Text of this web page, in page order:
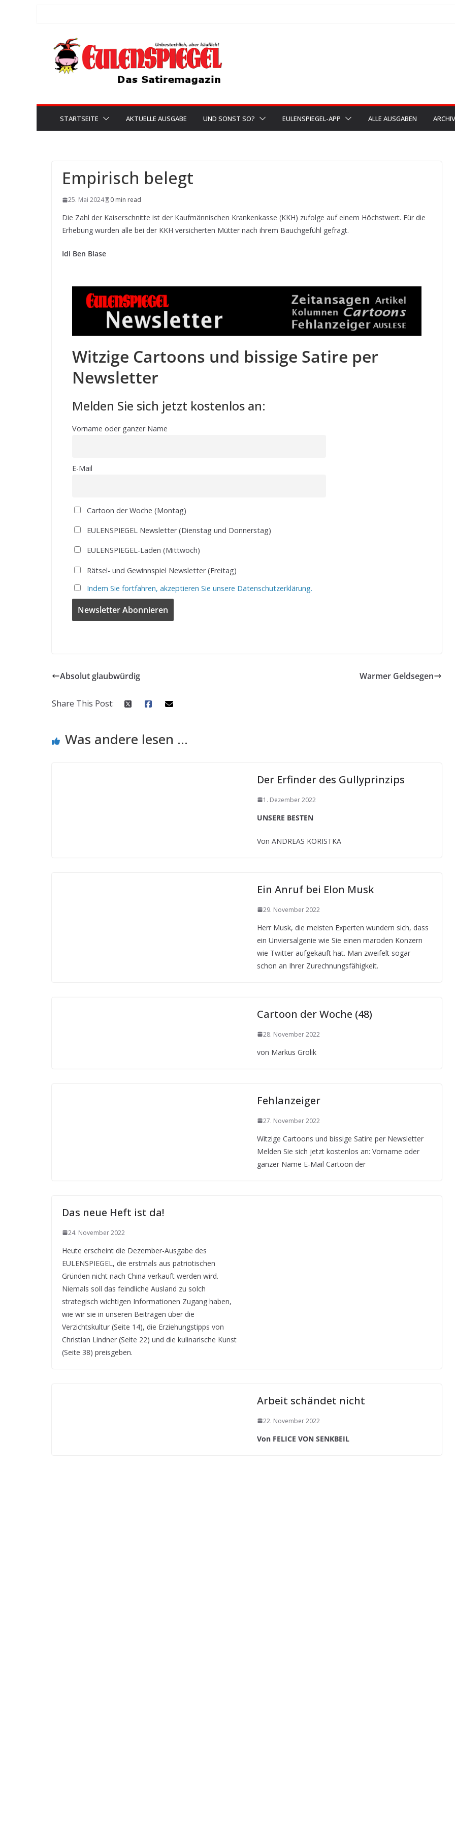
springen
STARTSEITE AKTUELLE AUSGABE UND SONST SO? EULENSPIEGEL-APP ALLE AUSGABEN ARCHIV
Empirisch belegt
25. Mai 2024 0 min read
Die Zahl der Kaiserschnitte ist der Kaufmännischen Krankenkasse (KKH) zufolge auf einem Höchstwert. Für die
Erhebung wurden alle bei der KKH versicherten Mütter nach ihrem Bauchgefühl gefragt.
Idi Ben Blase
Witzige Cartoons und bissige Satire per
Newsletter
Melden Sie sich jetzt kostenlos an:
Vorname oder ganzer Name
E-Mail
Cartoon der Woche (Montag)
EULENSPIEGEL Newsletter (Dienstag und Donnerstag)
EULENSPIEGEL-Laden (Mittwoch)
Rätsel- und Gewinnspiel Newsletter (Freitag)
Indem Sie fortfahren, akzeptieren Sie unsere Datenschutzerklärung.
Absolut glaubwürdig Warmer Geldsegen
Share This Post:
Was andere lesen ...
Der Erfinder des Gullyprinzips
1. Dezember 2022
UNSERE BESTEN
Von ANDREAS KORISTKA
Ein Anruf bei Elon Musk
29. November 2022
Herr Musk, die meisten Experten wundern sich, dass
ein Unviersalgenie wie Sie einen maroden Konzern
wie Twitter aufgekauft hat. Man zweifelt sogar
schon an Ihrer Zurechnungsfähigkeit.
Cartoon der Woche (48)
28. November 2022
von Markus Grolik
Fehlanzeiger
27. November 2022
Witzige Cartoons und bissige Satire per Newsletter
Melden Sie sich jetzt kostenlos an: Vorname oder
ganzer Name E-Mail Cartoon der
Das neue Heft ist da!
24. November 2022
Heute erscheint die Dezember-Ausgabe des
EULENSPIEGEL, die erstmals aus patriotischen
Gründen nicht nach China verkauft werden wird.
Niemals soll das feindliche Ausland zu solch
strategisch wichtigen Informationen Zugang haben,
wie wir sie in unseren Beiträgen über die
Verzichtskultur (Seite 14), die Erziehungstipps von
Christian Lindner (Seite 22) und die kulinarische Kunst
(Seite 38) preisgeben.
Arbeit schändet nicht
22. November 2022
Von FELICE VON SENKBEIL